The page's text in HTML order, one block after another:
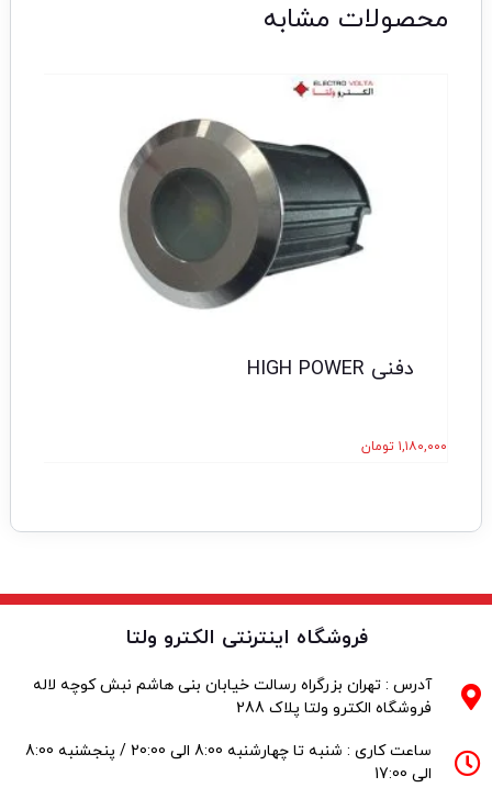
محصولات مشابه
دفنی HIGH POWER
۱,۱۸۰,۰۰۰ تومان
فروشگاه اینترنتی الکترو ولتا
آدرس : تهران بزرگراه رسالت خیابان بنی هاشم نبش کوچه لاله
فروشگاه الکترو ولتا پلاک 288
ساعت کاری : شنبه تا چهارشنبه 8:00 الی 20:00 / پنجشنبه 8:00
الی 17:00